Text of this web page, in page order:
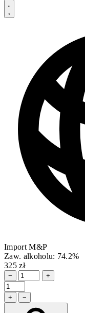
Import M&P
Zaw. alkoholu: 74.2%
325 zł
− +
+ −